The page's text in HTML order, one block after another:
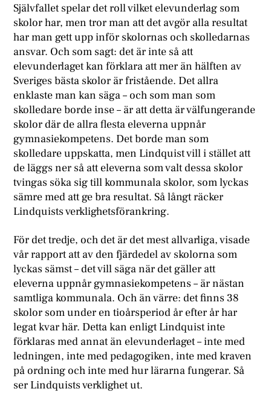
Självfallet spelar det roll vilket elevunderlag som
skolor har, men tror man att det avgör alla resultat
har man gett upp inför skolornas och skolledarnas
ansvar. Och som sagt: det är inte så att
elevunderlaget kan förklara att mer än hälften av
Sveriges bästa skolor är fristående. Det allra
enklaste man kan säga – och som man som
skolledare borde inse – är att detta är välfungerande
skolor där de allra flesta eleverna uppnår
gymnasiekompetens. Det borde man som
skolledare uppskatta, men Lindquist vill i stället att
de läggs ner så att eleverna som valt dessa skolor
tvingas söka sig till kommunala skolor, som lyckas
sämre med att ge bra resultat. Så långt räcker
Lindquists verklighetsförankring.
För det tredje, och det är det mest allvarliga, visade
vår rapport att av den fjärdedel av skolorna som
lyckas sämst – det vill säga när det gäller att
eleverna uppnår gymnasiekompetens – är nästan
samtliga kommunala. Och än värre: det finns 38
skolor som under en tioårsperiod år efter år har
legat kvar här. Detta kan enligt Lindquist inte
förklaras med annat än elevunderlaget – inte med
ledningen, inte med pedagogiken, inte med kraven
på ordning och inte med hur lärarna fungerar. Så
ser Lindquists verklighet ut.